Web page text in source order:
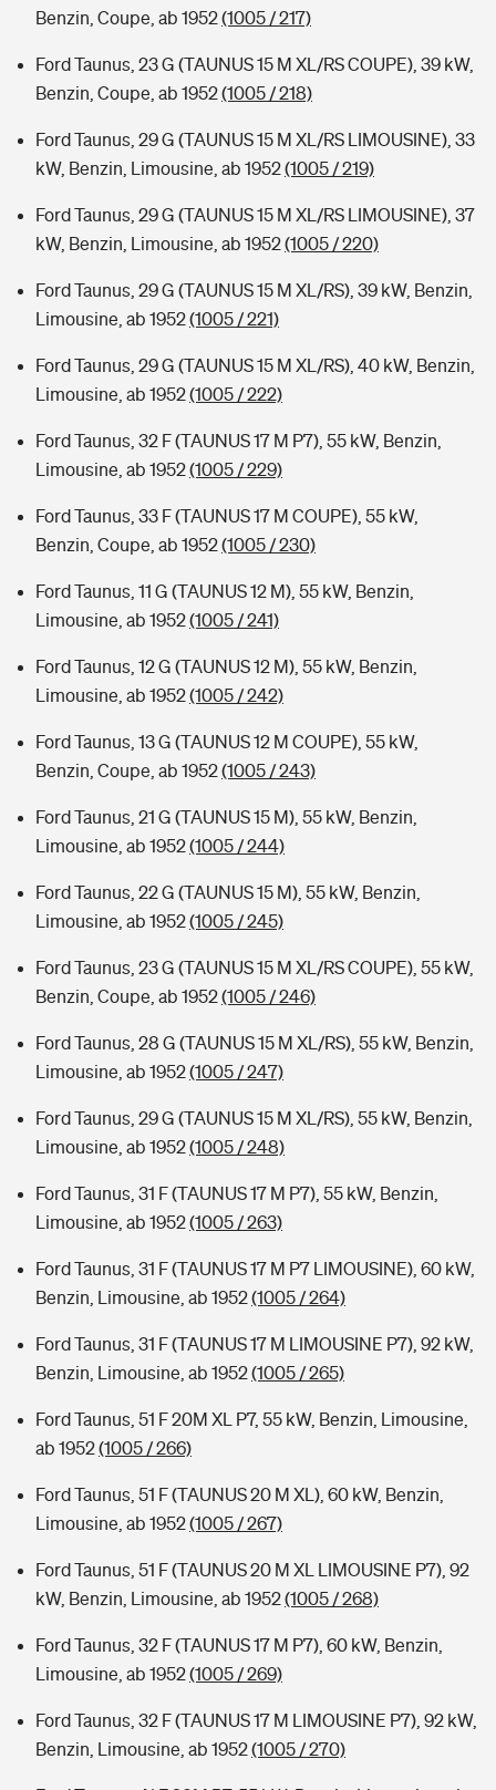
Benzin, Coupe, ab 1952(1005 / 217)
Ford Taunus, 23 G (TAUNUS 15 M XL/RS COUPE), 39 kW,
Benzin, Coupe, ab 1952(1005 / 218)
Ford Taunus, 29 G (TAUNUS 15 M XL/RS LIMOUSINE), 33
kW, Benzin, Limousine, ab 1952(1005 / 219)
Ford Taunus, 29 G (TAUNUS 15 M XL/RS LIMOUSINE), 37
kW, Benzin, Limousine, ab 1952(1005 / 220)
Ford Taunus, 29 G (TAUNUS 15 M XL/RS), 39 kW, Benzin,
Limousine, ab 1952(1005 / 221)
Ford Taunus, 29 G (TAUNUS 15 M XL/RS), 40 kW, Benzin,
Limousine, ab 1952(1005 / 222)
Ford Taunus, 32 F (TAUNUS 17 M P7), 55 kW, Benzin,
Limousine, ab 1952(1005 / 229)
Ford Taunus, 33 F (TAUNUS 17 M COUPE), 55 kW,
Benzin, Coupe, ab 1952(1005 / 230)
Ford Taunus, 11 G (TAUNUS 12 M), 55 kW, Benzin,
Limousine, ab 1952(1005 / 241)
Ford Taunus, 12 G (TAUNUS 12 M), 55 kW, Benzin,
Limousine, ab 1952(1005 / 242)
Ford Taunus, 13 G (TAUNUS 12 M COUPE), 55 kW,
Benzin, Coupe, ab 1952(1005 / 243)
Ford Taunus, 21 G (TAUNUS 15 M), 55 kW, Benzin,
Limousine, ab 1952(1005 / 244)
Ford Taunus, 22 G (TAUNUS 15 M), 55 kW, Benzin,
Limousine, ab 1952(1005 / 245)
Ford Taunus, 23 G (TAUNUS 15 M XL/RS COUPE), 55 kW,
Benzin, Coupe, ab 1952(1005 / 246)
Ford Taunus, 28 G (TAUNUS 15 M XL/RS), 55 kW, Benzin,
Limousine, ab 1952(1005 / 247)
Ford Taunus, 29 G (TAUNUS 15 M XL/RS), 55 kW, Benzin,
Limousine, ab 1952(1005 / 248)
Ford Taunus, 31 F (TAUNUS 17 M P7), 55 kW, Benzin,
Limousine, ab 1952(1005 / 263)
Ford Taunus, 31 F (TAUNUS 17 M P7 LIMOUSINE), 60 kW,
Benzin, Limousine, ab 1952(1005 / 264)
Ford Taunus, 31 F (TAUNUS 17 M LIMOUSINE P7), 92 kW,
Benzin, Limousine, ab 1952(1005 / 265)
Ford Taunus, 51 F 20M XL P7, 55 kW, Benzin, Limousine,
ab 1952(1005 / 266)
Ford Taunus, 51 F (TAUNUS 20 M XL), 60 kW, Benzin,
Limousine, ab 1952(1005 / 267)
Ford Taunus, 51 F (TAUNUS 20 M XL LIMOUSINE P7), 92
kW, Benzin, Limousine, ab 1952(1005 / 268)
Ford Taunus, 32 F (TAUNUS 17 M P7), 60 kW, Benzin,
Limousine, ab 1952(1005 / 269)
Ford Taunus, 32 F (TAUNUS 17 M LIMOUSINE P7), 92 kW,
Benzin, Limousine, ab 1952(1005 / 270)